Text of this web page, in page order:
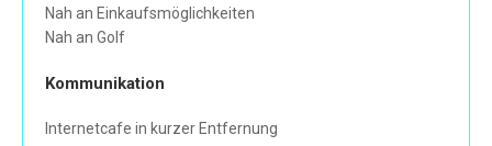
Nah an Einkaufsmöglichkeiten
Nah an Golf
Kommunikation
Internetcafe in kurzer Entfernung